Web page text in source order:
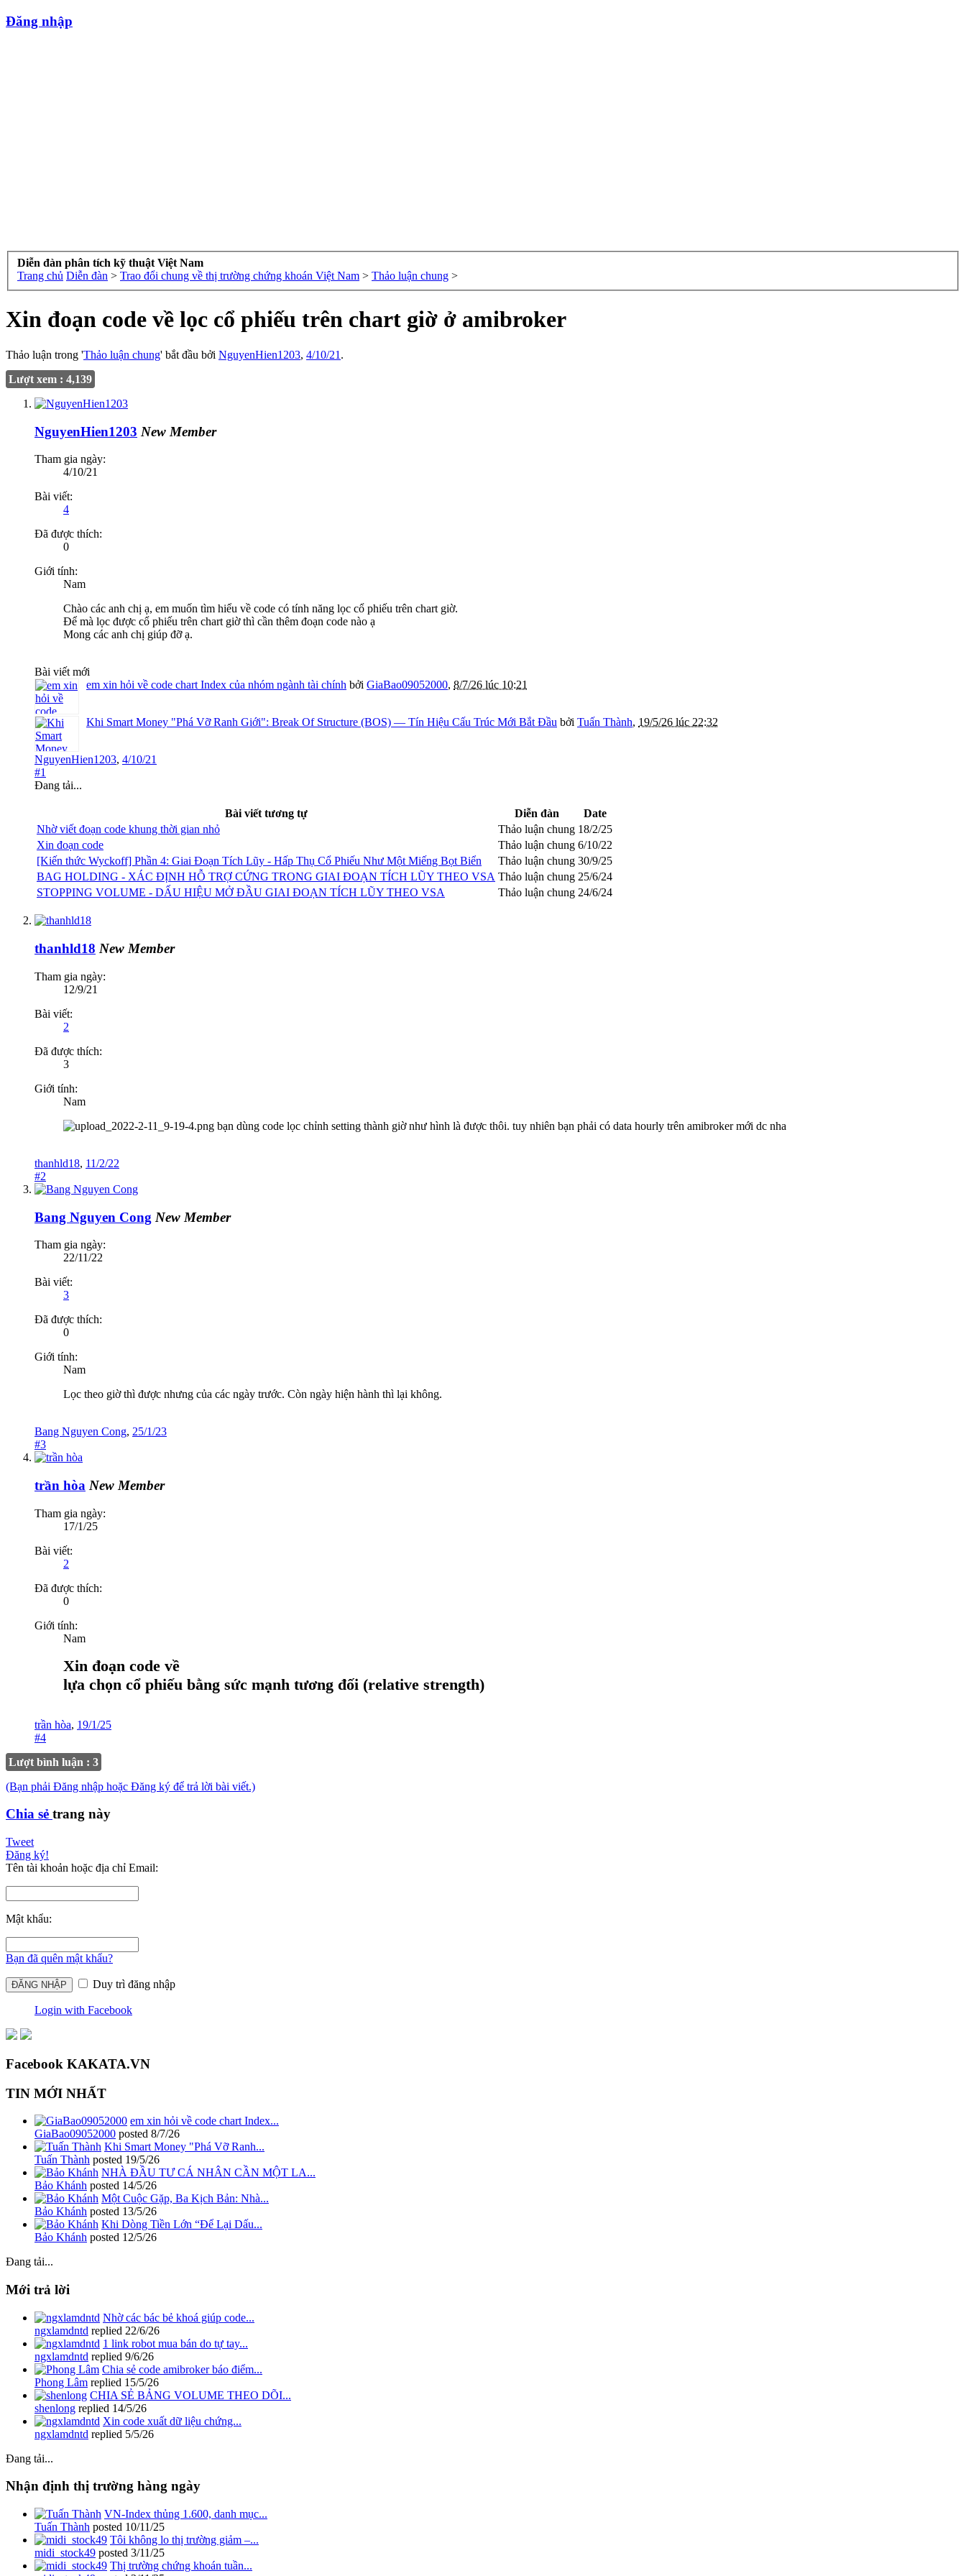
Đăng nhập
Diễn đàn phân tích kỹ thuật Việt Nam
Trang chủ Diễn đàn > Trao đổi chung về thị trường chứng khoán Việt Nam > Thảo luận chung >
Xin đoạn code về lọc cổ phiếu trên chart giờ ở amibroker
Thảo luận trong 'Thảo luận chung' bắt đầu bởi NguyenHien1203, 4/10/21 .
Lượt xem : 4,139
NguyenHien1203 New Member
Tham gia ngày:
4/10/21
Bài viết:
4
Đã được thích:
0
Giới tính:
Nam
Chào các anh chị ạ, em muốn tìm hiểu về code có tính năng lọc cổ phiếu trên chart giờ.
Để mà lọc được cổ phiếu trên chart giờ thì cần thêm đoạn code nào ạ
Mong các anh chị giúp đỡ ạ.
Bài viết mới
em xin hỏi về code chart Index của nhóm ngành tài chính bởi GiaBao09052000, 8/7/26 lúc 10:21
Khi Smart Money "Phá Vỡ Ranh Giới": Break Of Structure (BOS) — Tín Hiệu Cấu Trúc Mới Bắt Đầu bởi Tuấn Thành, 19/5/26 lúc 22:32
NguyenHien1203, 4/10/21
#1
Đang tải...
Bài viết tương tự Diễn đàn
Date
Nhờ viết đoạn code khung thời gian nhỏ
Thảo luận chung 18/2/25
Xin đoạn code
Thảo luận chung 6/10/22
[Kiến thức Wyckoff] Phần 4: Giai Đoạn Tích Lũy - Hấp Thụ Cổ Phiếu Như Một Miếng Bọt Biển
Thảo luận chung 30/9/25
BAG HOLDING - XÁC ĐỊNH HỖ TRỢ CỨNG TRONG GIAI ĐOẠN TÍCH LŨY THEO VSA Thảo luận chung 25/6/24
STOPPING VOLUME - DẤU HIỆU MỞ ĐẦU GIAI ĐOẠN TÍCH LŨY THEO VSA
Thảo luận chung 24/6/24
thanhld18 New Member
Tham gia ngày:
12/9/21
Bài viết:
2
Đã được thích:
3
Giới tính:
Nam
bạn dùng code lọc chỉnh setting thành giờ như hình là được thôi. tuy nhiên bạn phải có data hourly trên amibroker mới dc nha
thanhld18, 11/2/22
#2
Bang Nguyen Cong New Member
Tham gia ngày:
22/11/22
Bài viết:
3
Đã được thích:
0
Giới tính:
Nam
Lọc theo giờ thì được nhưng của các ngày trước. Còn ngày hiện hành thì lại không.
Bang Nguyen Cong, 25/1/23
#3
trần hòa New Member
Tham gia ngày:
17/1/25
Bài viết:
2
Đã được thích:
0
Giới tính:
Nam
Xin đoạn code về
lựa chọn cổ phiếu bằng sức mạnh tương đối (relative strength)
trần hòa, 19/1/25
#4
Lượt bình luận : 3
(Bạn phải Đăng nhập hoặc Đăng ký để trả lời bài viết.)
Chia sẻ trang này
Tweet
Đăng ký!
Tên tài khoản hoặc địa chỉ Email:
Mật khẩu:
Bạn đã quên mật khẩu?
Duy trì đăng nhập
Login with Facebook
Facebook KAKATA.VN
TIN MỚI NHẤT
em xin hỏi về code chart Index...
GiaBao09052000 posted 8/7/26
Khi Smart Money "Phá Vỡ Ranh...
Tuấn Thành posted 19/5/26
NHÀ ĐẦU TƯ CÁ NHÂN CẦN MỘT LA...
Bảo Khánh posted 14/5/26
Một Cuộc Gặp, Ba Kịch Bản: Nhà...
Bảo Khánh posted 13/5/26
Khi Dòng Tiền Lớn “Để Lại Dấu...
Bảo Khánh posted 12/5/26
Đang tải...
Mới trả lời
Nhờ các bác bẻ khoá giúp code...
ngxlamdntd replied 22/6/26
1 link robot mua bán do tự tay...
ngxlamdntd replied 9/6/26
Chia sẻ code amibroker báo điểm...
Phong Lâm replied 15/5/26
CHIA SẺ BẢNG VOLUME THEO DÕI...
shenlong replied 14/5/26
Xin code xuất dữ liệu chứng...
ngxlamdntd replied 5/5/26
Đang tải...
Nhận định thị trường hàng ngày
VN-Index thủng 1.600, danh mục...
Tuấn Thành posted 10/11/25
Tôi không lo thị trường giảm –...
midi_stock49 posted 3/11/25
Thị trường chứng khoán tuần...